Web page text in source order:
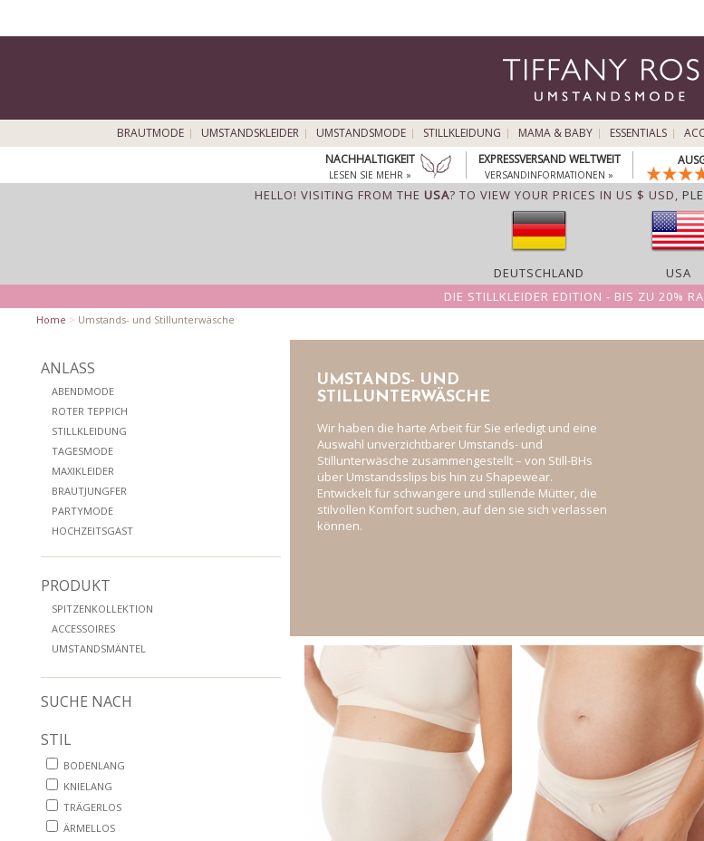
BRAUTMODE UMSTANDSKLEIDER UMSTANDSMODE STILLKLEIDUNG MAMA & BABY ESSENTIALS
NACHHALTIGKEIT
LESEN SIE MEHR »
EXPRESSVERSAND WELTWEIT
VERSANDINFORMATIONEN »
HELLO! VISITING FROM THE USA? TO VIEW YOUR PRICES IN US $ USD,
DEUTSCHLAND
USA
DIE STILLKLEIDER EDITION - BIS ZU 20%
Home > Umstands- und Stillunterwäsche
ANLASS
ABENDMODE
ROTER TEPPICH
STILLKLEIDUNG
TAGESMODE
MAXIKLEIDER
BRAUTJUNGFER
PARTYMODE
HOCHZEITSGAST
PRODUKT
SPITZENKOLLEKTION
ACCESSOIRES
UMSTANDSMÄNTEL
SUCHE NACH
STIL
BODENLANG
KNIELANG
TRÄGERLOS
ÄRMELLOS
UMSTANDS- UND
STILLUNTERWÄSCHE
Wir haben die harte Arbeit für Sie erledigt und eine
Auswahl unverzichtbarer Umstands- und
Stillunterwäsche zusammengestellt – von Still-BHs
über Umstandsslips bis hin zu Shapewear.
Entwickelt für schwangere und stillende Mütter, die
stilvollen Komfort suchen, auf den sie sich verlassen
können.